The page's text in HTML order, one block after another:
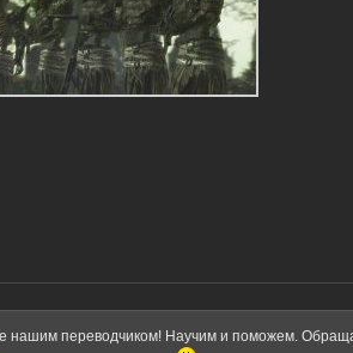
нашим переводчиком! Научим и поможем.